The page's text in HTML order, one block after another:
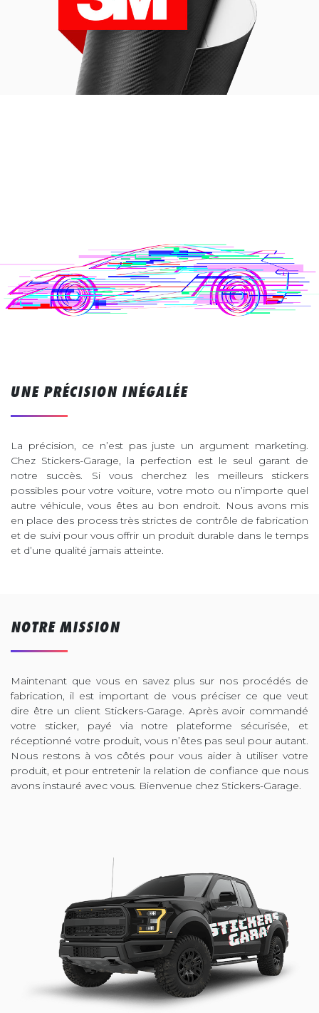
UNE PRÉCISION INÉGALÉE
La précision, ce n’est pas juste un argument marketing.
Chez Stickers-Garage, la perfection est le seul garant de
notre succès. Si vous cherchez les meilleurs stickers
possibles pour votre voiture, votre moto ou n’importe quel
autre véhicule, vous êtes au bon endroit. Nous avons mis
en place des process très strictes de contrôle de fabrication
et de suivi pour vous offrir un produit durable dans le temps
et d’une qualité jamais atteinte.
NOTRE MISSION
Maintenant que vous en savez plus sur nos procédés de
fabrication, il est important de vous préciser ce que veut
dire être un client Stickers-Garage. Après avoir commandé
votre sticker, payé via notre plateforme sécurisée, et
réceptionné votre produit, vous n’êtes pas seul pour autant.
Nous restons à vos côtés pour vous aider à utiliser votre
produit, et pour entretenir la relation de confiance que nous
avons instauré avec vous. Bienvenue chez Stickers-Garage.